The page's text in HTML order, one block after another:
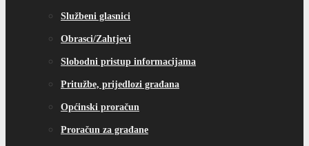
Službeni glasnici
Obrasci/Zahtjevi
Slobodni pristup informacijama
Pritužbe, prijedlozi građana
Općinski proračun
Proračun za građane